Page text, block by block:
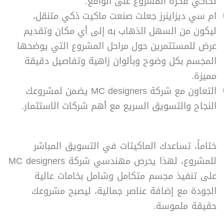
ام سي ديزاينرز جعلت صنعت ماكيت ذكي متنقل،
ليكون من السهل الذهاب به إلى أي مكان وتقديم
عرض للمستثمرين حول مراحل المشروع التي يوضحها
المجسم بكل وضوح وبألوان زاهية وتفاصيل دقيقة
مميزة.
التعاون مع شركة MC designers يضمن لمشروعك
النجاح والتسويق السريع مع أهم شركات الاستثمار.
ختاماً، تساعدك الماكيتات في التسويق المباشر
للمشروع، لهذا يحرص مهندسي شركة MC designers
على تنفيذ مجسم متكامل وشامل بخامات عالية
الجودة مع إضافة عناصر جمالية، ليصبح مشروعك
حقيقة ملموسة.